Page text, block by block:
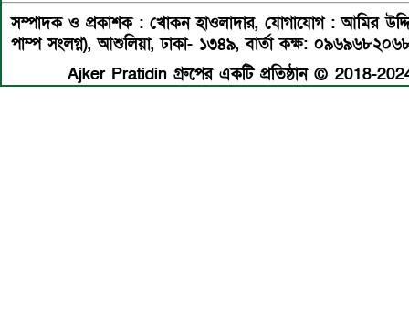
সম্পাদক ও প্রকাশক : খোকন হাওলাদার, যোগাযোগ : আমির
পাম্প সংলগ্ন), আশুলিয়া, ঢাকা- ১৩৪৯,বার্তা কক্ষ:
Ajker Pratidin গ্রুপের একটি প্রতিষ্ঠান © 2018-